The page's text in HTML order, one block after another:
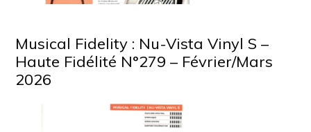
Musical Fidelity : Nu-Vista Vinyl S –
Haute Fidélité N°279 – Février/Mars
2026